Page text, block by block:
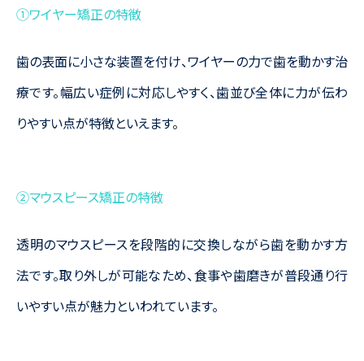
①ワイヤー矯正の特徴
歯の表面に小さな装置を付け、ワイヤーの力で歯を動かす治
療です。幅広い症例に対応しやすく、歯並び全体に力が伝わ
りやすい点が特徴といえます。
②マウスピース矯正の特徴
透明のマウスピースを段階的に交換しながら歯を動かす方
法です。取り外しが可能なため、食事や歯磨きが普段通り行
いやすい点が魅力といわれています。